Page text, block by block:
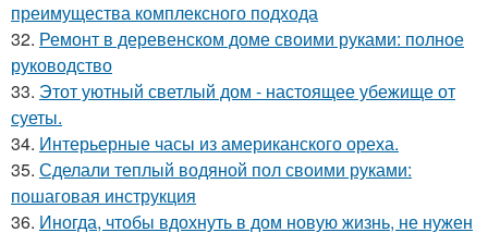
преимущества комплексного подхода
32. Ремонт в деревенском доме своими руками: полное
руководство
33. Этот уютный светлый дом - настоящее убежище от
суеты.
34. Интерьерные часы из американского ореха.
35. Сделали теплый водяной пол своими руками:
пошаговая инструкция
36. Иногда, чтобы вдохнуть в дом новую жизнь, не нужен